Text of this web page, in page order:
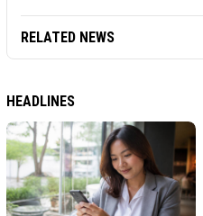
RELATED NEWS
HEADLINES